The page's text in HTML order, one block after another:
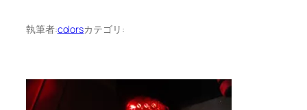
執筆者:colorsカテゴリ: